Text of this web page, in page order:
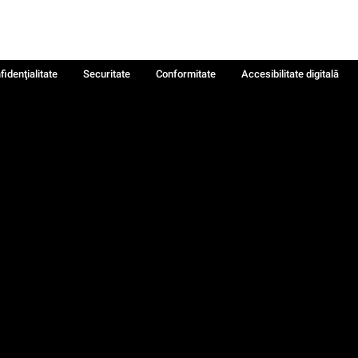
Securitate Conformitate
Accesibilitate digitală